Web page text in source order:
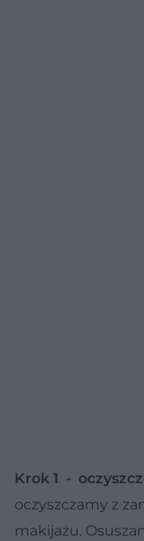
Krok 1 -
oczyszczamy z
makijażu.